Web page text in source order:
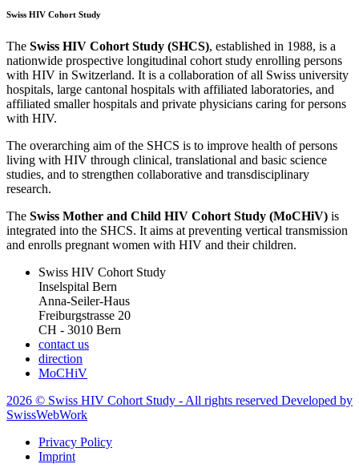
Swiss HIV Cohort Study
The Swiss HIV Cohort Study (SHCS), established in 1988, is a
nationwide prospective longitudinal cohort study enrolling persons
with HIV in Switzerland. It is a collaboration of all Swiss university
hospitals, large cantonal hospitals with affiliated laboratories, and
affiliated smaller hospitals and private physicians caring for persons
with HIV.
The overarching aim of the SHCS is to improve health of persons
living with HIV through clinical, translational and basic science
studies, and to strengthen collaborative and transdisciplinary
research.
The Swiss Mother and Child HIV Cohort Study (MoCHiV) is
integrated into the SHCS. It aims at preventing vertical transmission
and enrolls pregnant women with HIV and their children.
Swiss HIV Cohort Study
Inselspital Bern
Anna-Seiler-Haus
Freiburgstrasse 20
CH - 3010 Bern
contact us
direction
MoCHiV
2026 © Swiss HIV Cohort Study - All rights reserved Developed by
SwissWebWork
Privacy Policy
Imprint